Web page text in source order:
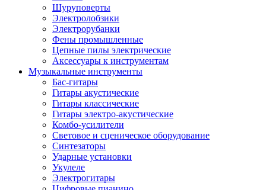
Шуруповерты
Электролобзики
Электрорубанки
Фены промышленные
Цепные пилы электрические
Аксессуары к инструментам
Музыкальные инструменты
Бас-гитары
Гитары акустические
Гитары классические
Гитары электро-акустические
Комбо-усилители
Световое и сценическое оборудование
Синтезаторы
Ударные установки
Укулеле
Электрогитары